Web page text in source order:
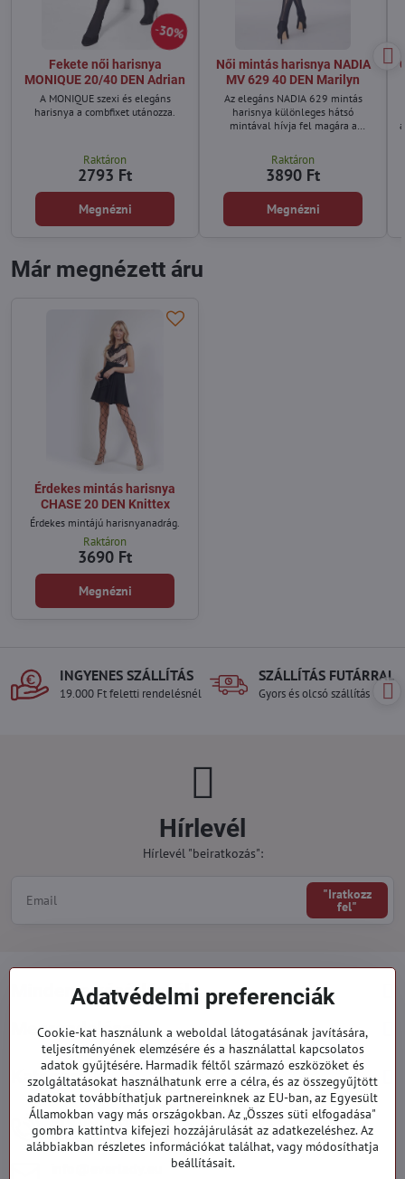
30%
Fekete női harisnya
MONIQUE 20/40 DEN Adrian
A MONIQUE szexi és elegáns
harisnya a combfixet utánozza.
Raktáron
2793 Ft
Megnézni
Női mintás harisnya NADIA
MV 629 40 DEN Marilyn
Az elegáns NADIA 629 mintás
harisnya különleges hátsó
mintával hívja fel magára a
a lábakat és stílusos megjelenést
biztosít.
Raktáron
3890 Ft
Megnézni
Már megnézett áru
Érdekes mintás harisnya
CHASE 20 DEN Knittex
Érdekes mintájú harisnyanadrág.
Raktáron
3690 Ft
Megnézni
INGYENES SZÁLLÍTÁS
19.000 Ft feletti rendelésnél
SZÁLLÍTÁS FUTÁRRAL
Gyors és olcsó szállítás
Hírlevél
Hírlevél "beiratkozás":
"Iratkozz
fel"
Minden a vásárlásról
Megrendelések
Kategóriák
919 060 751
Hétfő - Péntek: 09:00 - 15:00 hod.
Adatvédelmi preferenciák
Cookie-kat használunk a weboldal látogatásának javítására,
teljesítményének elemzésére és a használattal kapcsolatos
adatok gyűjtésére. Harmadik féltől származó eszközöket és
szolgáltatásokat használhatunk erre a célra, és az összegyűjtött
adatokat továbbíthatjuk partnereinknek az EU-ban, az Egyesült
Államokban vagy más országokban. Az „Összes süti elfogadása"
gombra kattintva kifejezi hozzájárulását az adatkezeléshez. Az
alábbiakban részletes információkat találhat, vagy módosíthatja
beállításait.